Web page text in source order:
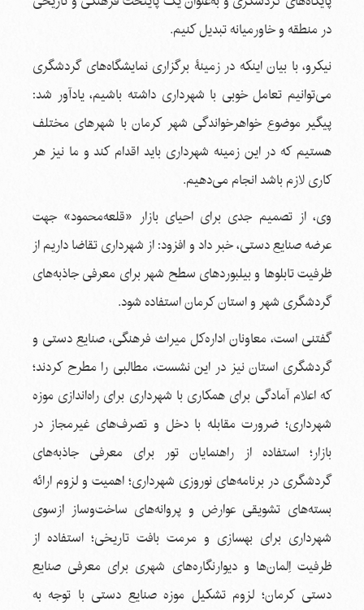
در منطقه و خاورمیانه تبدیل کنیم.
نیکرو، با بیان اینکه در زمینۀ برگزاری نمایشگاه‌های گردشگری
می‌توانیم تعامل خوبی با شهرداری داشته باشیم، یادآور شد:
پیگیر موضوع خواهرخواندگی شهر کرمان با شهرهای مختلف
هستیم که در این زمینه شهرداری باید اقدام کند و ما نیز هر
کاری لازم باشد انجام می‌دهیم.
وی، از تصمیم جدی برای احیای بازار «قلعه‌محمود» جهت
عرضه صنایع دستی، خبر داد و افزود: از شهرداری تقاضا داریم از
ظرفیت تابلوها و بیلبوردهای سطح شهر برای معرفی جاذبه‌های
گردشگری شهر و استان کرمان استفاده شود.
گفتنی است، معاونان اداره‌کل میراث فرهنگی، صنایع دستی و
گردشگری استان نیز در این نشست، مطالبی را مطرح کردند؛
که اعلام آمادگی برای همکاری با شهرداری برای راه‌اندازی موزه
شهرداری؛ ضرورت مقابله با دخل و تصرف‌های غیرمجاز در
بازار؛ استفاده از راهنمایان تور برای معرفی جاذبه‌های
گردشگری در برنامه‌های نوروزی شهرداری؛ اهمیت و لزوم ارائه
بسته‌های تشویقی عوارض و پروانه‌های ساخت‌وساز ازسوی
شهرداری برای بهسازی و مرمت بافت تاریخی؛ استفاده از
ظرفیت اِلمان‌ها و دیوارنگاره‌های شهری برای معرفی صنایع
دستی کرمان؛ لزوم تشکیل موزه صنایع دستی با توجه به